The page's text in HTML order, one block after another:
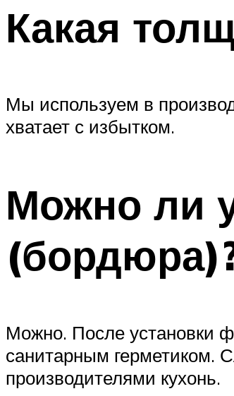
Какая
Мы используем в
хватает с избытком.
Можно ли
Можно. После установки
санитарным герметиком.
производителями кухонь.